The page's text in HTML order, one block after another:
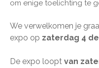
om enige toelichting te
We verwelkomen je
expo op zaterdag 4
De expo loopt van